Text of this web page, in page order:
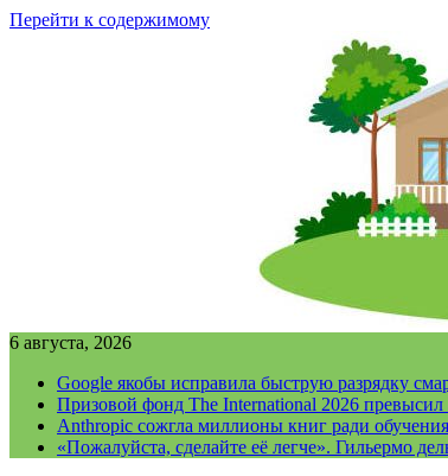
Перейти к содержимому
6 августа, 2026
Google якобы исправила быструю разрядку
Призовой фонд The International 2026
Anthropic сожгла миллионы книг ради
«Пожалуйста, сделайте её легче». Гильермо